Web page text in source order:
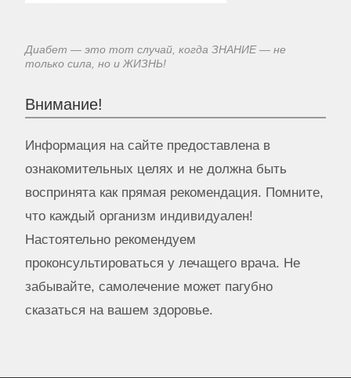
Диабет — это тот случай, когда ЗНАНИЕ — не
только сила, но и ЖИЗНЬ!
Внимание!
Информация на сайте предоставлена в
ознакомительных целях и не должна быть
воспринята как прямая рекомендация. Помните,
что каждый организм индивидуален!
Настоятельно рекомендуем
проконсультироваться у лечащего врача. Не
забывайте, самолечение может пагубно
сказаться на вашем здоровье.